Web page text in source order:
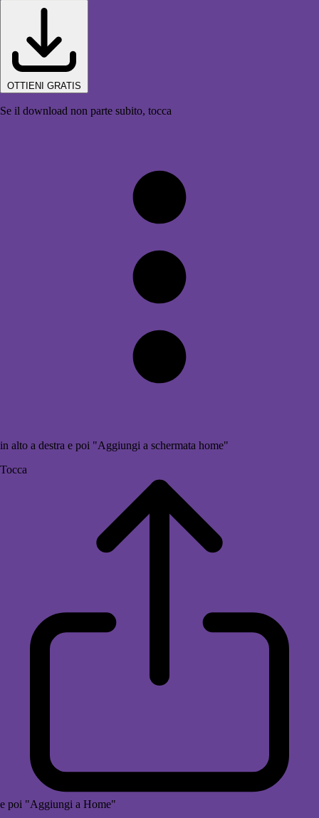
OTTIENI GRATIS
Se il download non parte subito, tocca
in alto a destra e poi "Aggiungi a schermata home"
Tocca
e poi "Aggiungi a Home"